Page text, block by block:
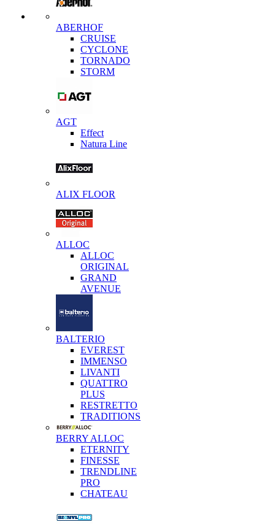
ABERHOF
CRUISE
CYCLONE
TORNADO
STORM
AGT
Effect
Natura Line
ALIX FLOOR
ALLOC
ALLOC
ORIGINAL
GRAND
AVENUE
BALTERIO
EVEREST
IMMENSO
LIVANTI
QUATTRO
PLUS
RESTRETTO
TRADITIONS
BERRY ALLOC
ETERNITY
FINESSE
TRENDLINE
PRO
CHATEAU